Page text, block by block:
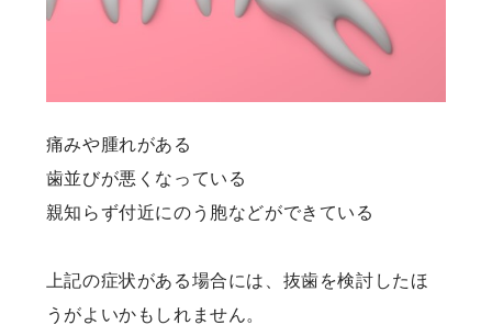
痛みや腫れがある
歯並びが悪くなっている
親知らず付近にのう胞などができている
上記の症状がある場合には、抜歯を検討したほ
うがよいかもしれません。